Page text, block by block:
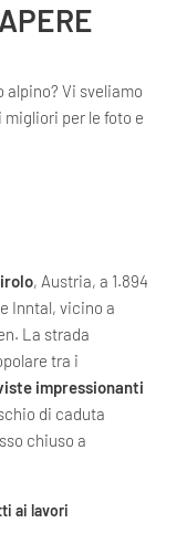
alpino? Vi sveliamo
per le foto e
, Austria, a 1.894
Inntal, vicino a
La strada
tra i
impressionanti
di caduta
chiuso a
ai lavori